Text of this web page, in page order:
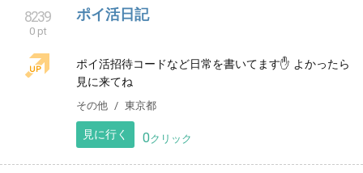
宇都宮市屋板町インターパーク近くのあくつピアノ教
込み受付中です。
見に行く